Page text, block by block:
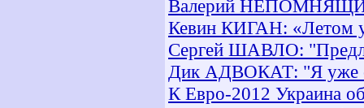
Валерий
Кевин КИГАН: «Летом у
Сергей ШАВЛО:
Дик АДВОКАТ: "Я уже
К Евро-2012 Украина